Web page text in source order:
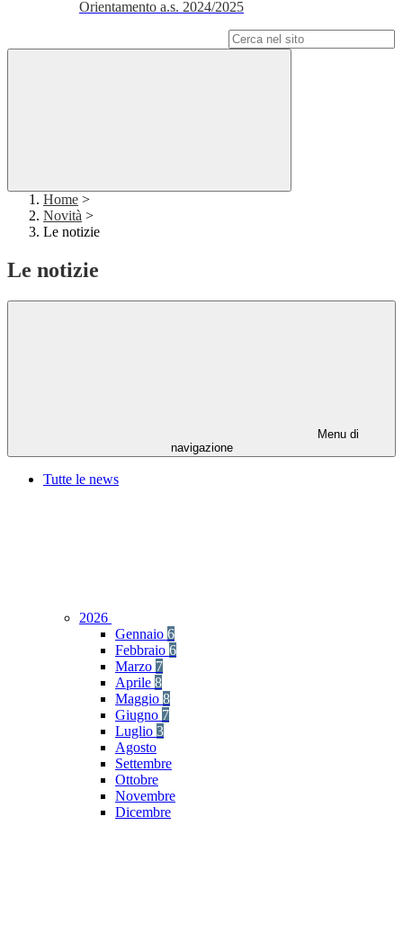
Orientamento a.s. 2024/2025
Home >
Novità >
Le notizie
Le notizie
Menu di
navigazione
Tutte le news
2026
Gennaio 6
Febbraio 6
Marzo 7
Aprile 8
Maggio 8
Giugno 7
Luglio 3
Agosto
Settembre
Ottobre
Novembre
Dicembre